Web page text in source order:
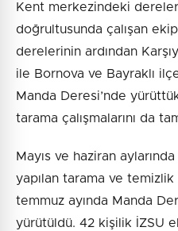
Kent merkezindeki
doğrultusunda çalışan
derelerinin ardından
ile Bornova ve Bayraklı
Manda Deresi’nde
tarama çalışmalarını da
Mayıs ve haziran
yapılan tarama ve temizlik
temmuz ayında Manda
yürütüldü. 42 kişilik İZSU